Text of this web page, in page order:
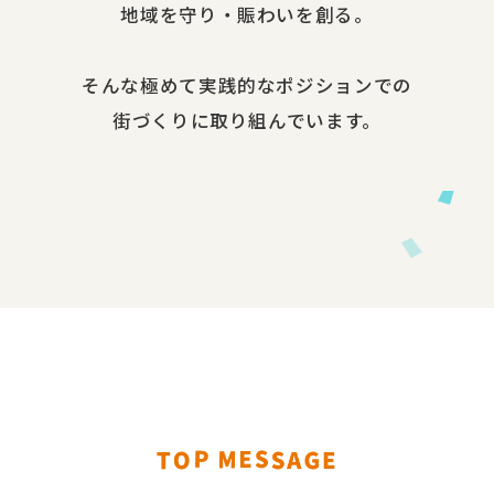
地域を​守り・​賑わいを​創る。
​そんな​極めて​実践的な​ポジションでの​
街づくりに​取り組んでいます。​